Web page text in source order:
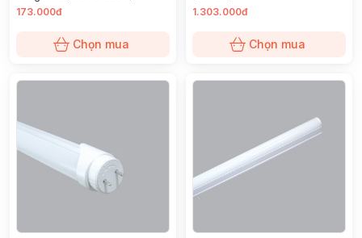
173.000đ
Chọn mua
1.303.000đ
Chọn mua